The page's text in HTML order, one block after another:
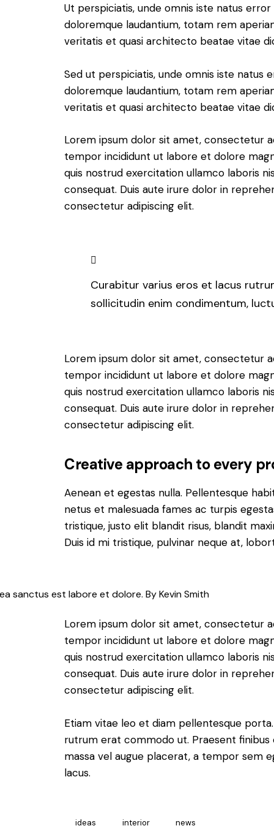
Ut perspiciatis, unde omnis iste natus
doloremque laudantium, totam rem
veritatis et quasi architecto beatae vitae
Sed ut perspiciatis, unde omnis iste natus
doloremque laudantium, totam rem
veritatis et quasi architecto beatae vitae
Lorem ipsum dolor sit amet, consectetur
tempor incididunt ut labore et dolore
quis nostrud exercitation ullamco laboris
consequat. Duis aute irure dolor in
consectetur adipiscing elit.
Curabitur varius eros et lacus
sollicitudin enim condimentum,
Lorem ipsum dolor sit amet, consectetur
tempor incididunt ut labore et dolore
quis nostrud exercitation ullamco laboris
consequat. Duis aute irure dolor in
consectetur adipiscing elit.
Creative approach to every
Aenean et egestas nulla. Pellentesque
netus et malesuada fames ac turpis
tristique, justo elit blandit risus, blandit
Duis id mi tristique, pulvinar neque at,
sanctus est labore et dolore. ByKevin Smith
Lorem ipsum dolor sit amet, consectetur
tempor incididunt ut labore et dolore
quis nostrud exercitation ullamco laboris
consequat. Duis aute irure dolor in
consectetur adipiscing elit.
Etiam vitae leo et diam pellentesque
rutrum erat commodo ut. Praesent finibus
massa vel augue placerat, a tempor sem
lacus.
ideas interior news